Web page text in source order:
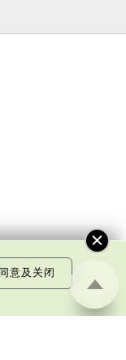
免责声明
同意及关闭